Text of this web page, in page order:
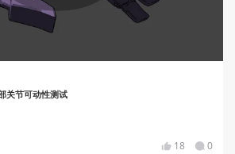
关节可动性测试
18 0